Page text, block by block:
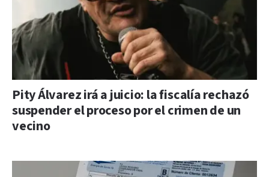
Pity Álvarez irá a juicio: la fiscalía rechazó
suspender el proceso por el crimen de un
vecino